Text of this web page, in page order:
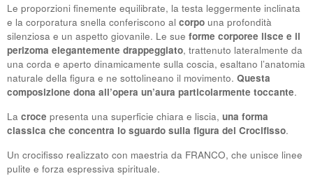
Le proporzioni finemente equilibrate, la testa leggermente inclinata
e la corporatura snella conferiscono al corpo una profondità
silenziosa e un aspetto giovanile. Le sue forme corporee lisce e il
perizoma elegantemente drappeggiato, trattenuto lateralmente da
una corda e aperto dinamicamente sulla coscia, esaltano l’anatomia
naturale della figura e ne sottolineano il movimento. Questa
composizione dona all’opera un’aura particolarmente toccante.
La croce presenta una superficie chiara e liscia, una forma
classica che concentra lo sguardo sulla figura del Crocifisso.
Un crocifisso realizzato con maestria da FRANCO, che unisce linee
pulite e forza espressiva spirituale.